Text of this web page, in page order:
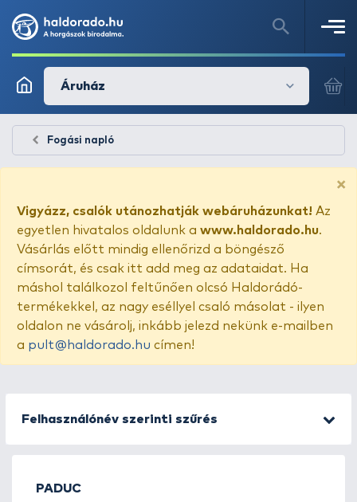
Áruház
Fogási napló
×
Vigyázz, csalók utánozhatják webáruházunkat! Az
egyetlen hivatalos oldalunk a www.haldorado.hu.
Vásárlás előtt mindig ellenőrizd a böngésző
címsorát, és csak itt add meg az adataidat. Ha
máshol találkozol feltűnően olcsó Haldorádó-
termékekkel, az nagy eséllyel csaló másolat - ilyen
oldalon ne vásárolj, inkább jelezd nekünk e-mailben
a pult@haldorado.hu címen!
Felhasználónév szerinti szűrés
PADUC